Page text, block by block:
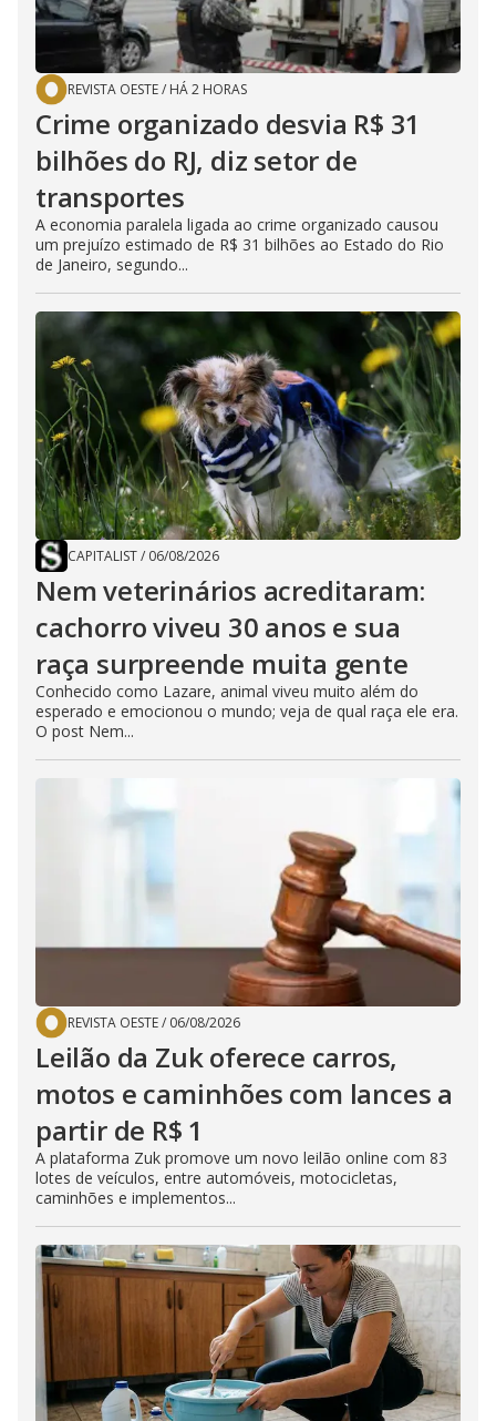
REVISTA OESTE/ HÁ 2 HORAS
Crime organizado desvia R$ 31
bilhões do RJ, diz setor de
transportes
A economia paralela ligada ao crime organizado causou
um prejuízo estimado de R$ 31 bilhões ao Estado do Rio
de Janeiro, segundo...
CAPITALIST/ 06/08/2026
Nem veterinários acreditaram:
cachorro viveu 30 anos e sua
raça surpreende muita gente
Conhecido como Lazare, animal viveu muito além do
esperado e emocionou o mundo; veja de qual raça ele era.
O post Nem...
REVISTA OESTE/ 06/08/2026
Leilão da Zuk oferece carros,
motos e caminhões com lances a
partir de R$ 1
A plataforma Zuk promove um novo leilão online com 83
lotes de veículos, entre automóveis, motocicletas,
caminhões e implementos...